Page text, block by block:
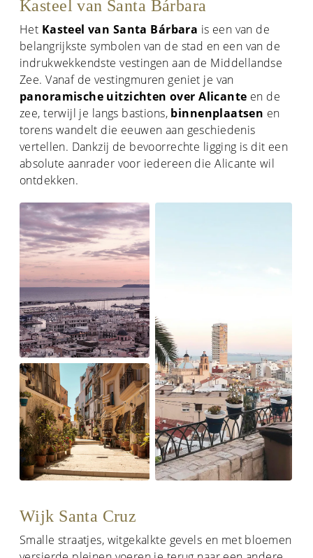
Kasteel van Santa Bárbara
Het Kasteel van Santa Bárbara is een van de
belangrijkste symbolen van de stad en een van de
indrukwekkendste vestingen aan de Middellandse
Zee. Vanaf de vestingmuren geniet je van
panoramische uitzichten over Alicante en de
zee, terwijl je langs bastions, binnenplaatsen en
torens wandelt die eeuwen aan geschiedenis
vertellen. Dankzij de bevoorrechte ligging is dit een
absolute aanrader voor iedereen die Alicante wil
ontdekken.
Wijk Santa Cruz
Smalle straatjes, witgekalkte gevels en met bloemen